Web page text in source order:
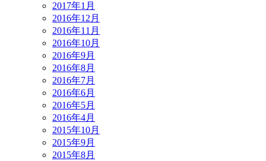
2017年1月
2016年12月
2016年11月
2016年10月
2016年9月
2016年8月
2016年7月
2016年6月
2016年5月
2016年4月
2015年10月
2015年9月
2015年8月